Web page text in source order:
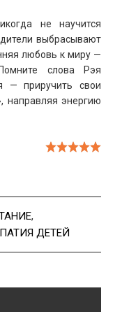
не научится
выбрасывают
любовь к миру —
слова Рэя
— приручить свои
направляя энергию
,
ДЕТЕЙ